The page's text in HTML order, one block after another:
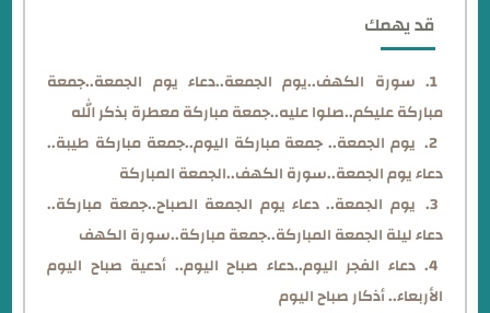
قد يهمك
سورة الكهف..يوم الجمعة..دعاء يوم الجمعة..جمعة
مباركة عليكم..صلوا عليه..جمعة مباركة معطرة بذكر الله
يوم الجمعة.. جمعة مباركة اليوم..جمعة مباركة طيبة..
دعاء يوم الجمعة..سورة الكهف..الجمعة المباركة
يوم الجمعة.. دعاء يوم الجمعة الصباح..جمعة مباركة..
دعاء ليلة الجمعة المباركة..جمعة مباركة..سورة الكهف
دعاء الفجر اليوم..دعاء صباح اليوم.. أدعية صباح اليوم
الأربعاء.. أذكار صباح اليوم